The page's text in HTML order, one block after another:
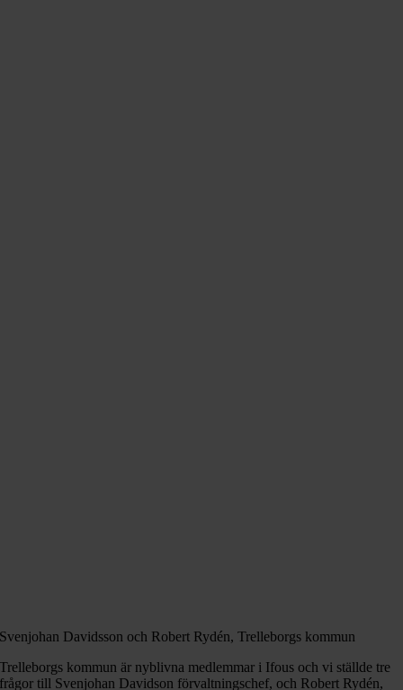
Svenjohan Davidsson och Robert Rydén, Trelleborgs kommun
Trelleborgs kommun är nyblivna medlemmar i Ifous och vi ställde tre
frågor till Svenjohan Davidson förvaltningschef, och Robert Rydén,